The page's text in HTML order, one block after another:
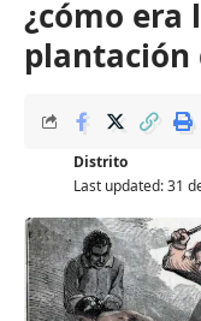
¿cómo era
plantación
Last updated: 31
Distrito